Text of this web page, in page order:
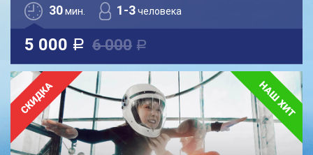
30мин. 1-3человека
5 000 a 6 000 a